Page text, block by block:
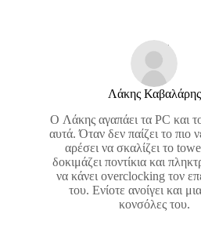
Λάκης Καβαλάρης
O Λάκης αγαπάει τα PC και
αυτά. Όταν δεν παίζει το πιο
αρέσει να σκαλίζει το
δοκιμάζει ποντίκια και
να κάνει overclocking τον
του. Ενίοτε ανοίγει και
κονσόλες του.